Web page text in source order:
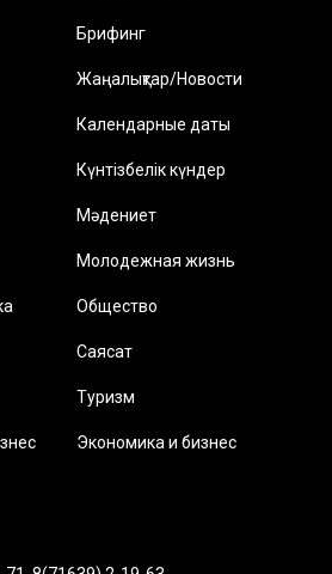
Брифинг
Жаңалықтар/Новости
Календарные даты
Күнтізбелік күндер
Мәдениет
Молодежная жизнь
Общество
Саясат
Туризм
Экономика и бизнес